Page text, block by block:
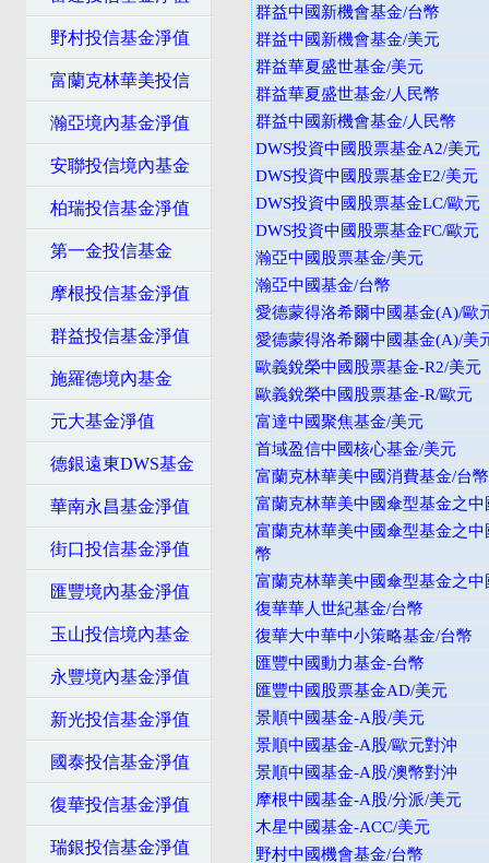
野村投信基金淨值
富蘭克林華美投信
瀚亞境內基金淨值
安聯投信境內基金
柏瑞投信基金淨值
第一金投信基金
摩根投信基金淨值
群益投信基金淨值
施羅德境內基金
元大基金淨值
德銀遠東DWS基金
華南永昌基金淨值
街口投信基金淨值
匯豐境內基金淨值
玉山投信境內基金
永豐境內基金淨值
新光投信基金淨值
國泰投信基金淨值
復華投信基金淨值
瑞銀投信基金淨值
群益中國新機會基金/台幣
群益中國新機會基金/美元
群益華夏盛世基金/美元
群益華夏盛世基金/人民幣
群益中國新機會基金/人民幣
DWS投資中國股票基金A2/美元
DWS投資中國股票基金E2/美元
DWS投資中國股票基金LC/歐元
DWS投資中國股票基金FC/歐元
瀚亞中國股票基金/美元
瀚亞中國基金/台幣
愛德蒙得洛希爾中國基金(A)/歐
愛德蒙得洛希爾中國基金(A)/美
歐義銳榮中國股票基金-R2/美元
歐義銳榮中國股票基金-R/歐元
富達中國聚焦基金/美元
首域盈信中國核心基金/美元
富蘭克林華美中國消費基金/台幣
富蘭克林華美中國傘型基金之
富蘭克林華美中國傘型基金之
幣
富蘭克林華美中國傘型基金之
復華華人世紀基金/台幣
復華大中華中小策略基金/台幣
匯豐中國動力基金-台幣
匯豐中國股票基金AD/美元
景順中國基金-A股/美元
景順中國基金-A股/歐元對沖
景順中國基金-A股/澳幣對沖
摩根中國基金-A股/分派/美元
木星中國基金-ACC/美元
野村中國機會基金/台幣